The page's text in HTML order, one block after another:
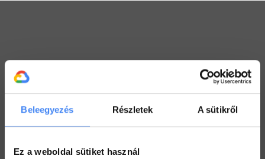
Beleegyezés Részletek A sütikről
Ez a weboldal sütiket használ
2022. július 26.
Értekezlet szervezése emailen keresztül